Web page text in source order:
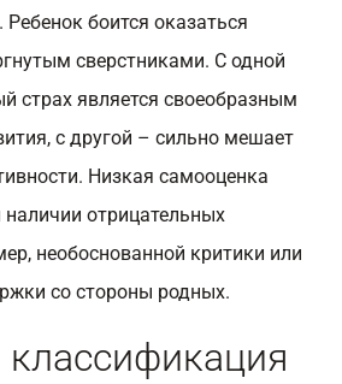
Ребенок боится оказаться
сверстниками. С одной
страх является своеобразным
с другой – сильно мешает
Низкая самооценка
наличии отрицательных
необоснованной критики или
со стороны родных.